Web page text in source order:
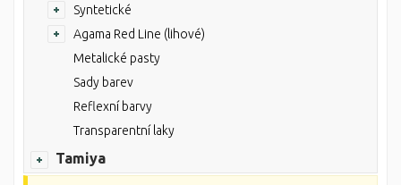
Syntetické
Agama Red Line (lihové)
Metalické pasty
Sady barev
Reflexní barvy
Transparentní laky
Tamiya